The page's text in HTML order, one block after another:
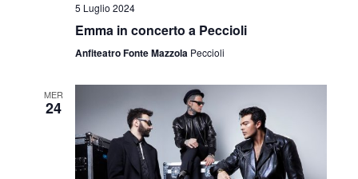
5 Luglio 2024
Emma in concerto a Peccioli
Anfiteatro Fonte Mazzola Peccioli
MER
24